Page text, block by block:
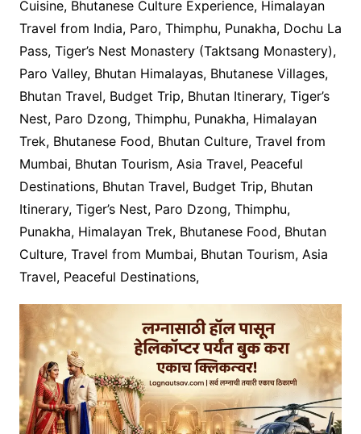
Cuisine, Bhutanese Culture Experience, Himalayan
Travel from India, Paro, Thimphu, Punakha, Dochu La
Pass, Tiger’s Nest Monastery (Taktsang Monastery),
Paro Valley, Bhutan Himalayas, Bhutanese Villages,
Bhutan Travel, Budget Trip, Bhutan Itinerary, Tiger’s
Nest, Paro Dzong, Thimphu, Punakha, Himalayan
Trek, Bhutanese Food, Bhutan Culture, Travel from
Mumbai, Bhutan Tourism, Asia Travel, Peaceful
Destinations, Bhutan Travel, Budget Trip, Bhutan
Itinerary, Tiger’s Nest, Paro Dzong, Thimphu,
Punakha, Himalayan Trek, Bhutanese Food, Bhutan
Culture, Travel from Mumbai, Bhutan Tourism, Asia
Travel, Peaceful Destinations,